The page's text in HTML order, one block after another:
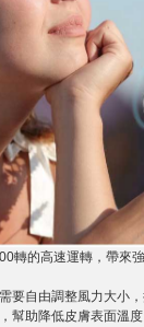
轉的高速運轉，帶來
要自由調整風力大小
幫助降低皮膚表面溫度